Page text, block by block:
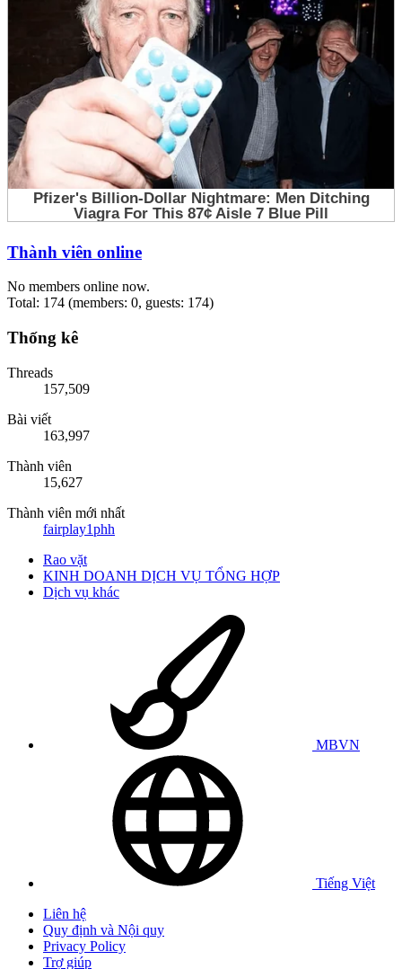
Thành viên online
No members online now.
Total: 174 (members: 0, guests: 174)
Thống kê
Threads
157,509
Bài viết
163,997
Thành viên
15,627
Thành viên mới nhất
fairplay1phh
Rao vặt
KINH DOANH DỊCH VỤ TỔNG HỢP
Dịch vụ khác
MBVN
Tiếng Việt
Liên hệ
Quy định và Nội quy
Privacy Policy
Trợ giúp